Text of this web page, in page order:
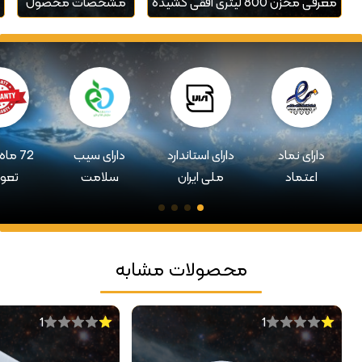
دارای نماد
اعتماد
دارای استاندارد
ملی ایران
دارای سیب
سلامت
72
محصولات مشابه
1
1